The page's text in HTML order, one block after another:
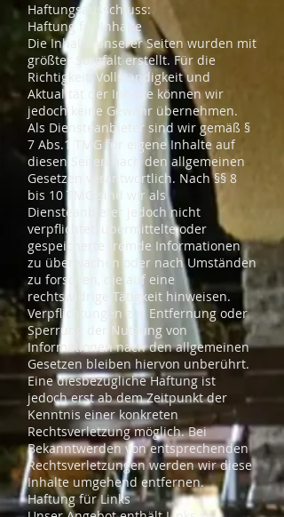
Haftungsausschluss:
Haftung für Inhalte
Die Inhalte unserer Seiten wurden mit
größter Sorgfalt erstellt. Für die
Richtigkeit, Vollständigkeit und
Aktualität der Inhalte können wir
jedoch keine Gewähr übernehmen.
Als Diensteanbieter sind wir gemäß §
7 Abs.1 TMG für eigene Inhalte auf
diesen Seiten nach den allgemeinen
Gesetzen verantwortlich. Nach §§ 8
bis 10 TMG sind wir als
Diensteanbieter jedoch nicht
verpflichtet, übermittelte oder
gespeicherte fremde Informationen
zu überwachen oder nach Umständen
zu forschen, die auf eine
rechtswidrige Tätigkeit hinweisen.
Verpflichtungen zur Entfernung oder
Sperrung der Nutzung von
Informationen nach den allgemeinen
Gesetzen bleiben hiervon unberührt.
Eine diesbezügliche Haftung ist
jedoch erst ab dem Zeitpunkt der
Kenntnis einer konkreten
Rechtsverletzung möglich. Bei
Bekanntwerden von entsprechenden
Rechtsverletzungen werden wir diese
Inhalte umgehend entfernen.
Haftung für Links